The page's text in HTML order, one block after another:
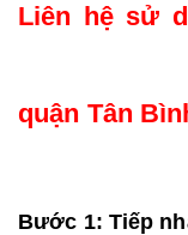
Liên hệ sử
quận Tân
Bước 1: Tiếp